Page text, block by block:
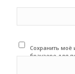
Сохранить моё
браузере для